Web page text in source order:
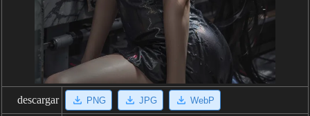
descargar PNG JPG WebP